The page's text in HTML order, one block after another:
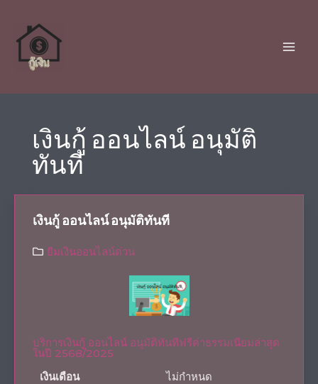
เงินกู้ ออนไลน์ อนุมัติ
ทันที
เงินกู้ ออนไลน์ อนุมัติทันที
ยืมเงินออนไลน์ด่วน
บริการเงินกู้ ออนไลน์ อนุมัติทันทีฟรีค่าธรรมเนียมล่าสุด
ในปี 2568/2025
เงินเดือน
ไม่กำหนด